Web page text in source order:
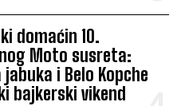
domaćin 10.
Moto susreta:
jabuka i Belo Kopche
bajkerski vikend